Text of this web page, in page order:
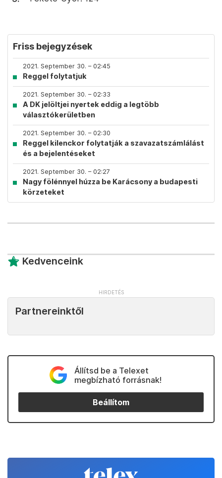
Friss bejegyzések
2021. September 30. – 02:45
Reggel folytatjuk
2021. September 30. – 02:33
A DK jelöltjei nyertek eddig a legtöbb
választókerületben
2021. September 30. – 02:30
Reggel kilenckor folytatják a szavazatszámlálást
és a bejelentéseket
2021. September 30. – 02:27
Nagy fölénnyel húzza be Karácsony a budapesti
körzeteket
Kedvenceink
Partnereinktől
Állítsd be a Telexet
megbízható forrásnak!
Beállítom